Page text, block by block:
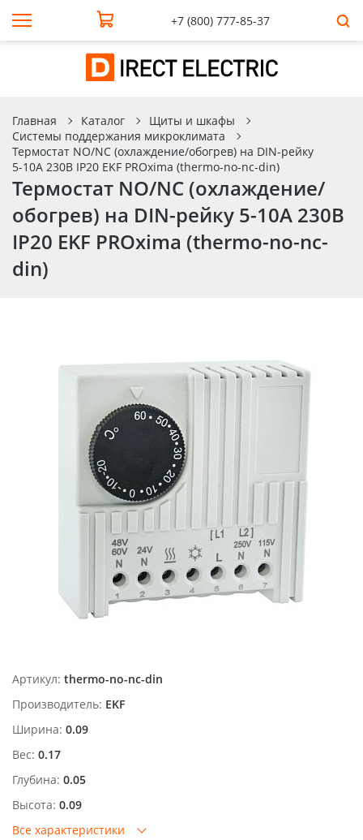
+7 (800) 777-85-37
Главная Каталог
Щиты и шкафы
Системы поддержания микроклимата
Термостат NO/NC (охлаждение/обогрев) на DIN-рейку
5-10A 230В IP20 EKF PROxima (thermo-no-nc-din)
Термостат NO/NC (охлаждение/
обогрев) на DIN-рейку 5-10A 230В
IP20 EKF PROxima (thermo-no-nc-
din)
Артикул: thermo-no-nc-din
Производитель: EKF
Ширина: 0.09
Вес: 0.17
Глубина: 0.05
Высота: 0.09
Все характеристики